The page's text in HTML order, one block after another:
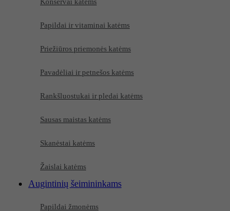
Papildai ir vitaminai katėms
Priežiūros priemonės katėms
Pavadėliai ir petnešos katėms
Rankšluostukai ir pledai katėms
Sausas maistas katėms
Skanėstai katėms
Žaislai katėms
Augintinių šeimininkams
Papildai žmonėms